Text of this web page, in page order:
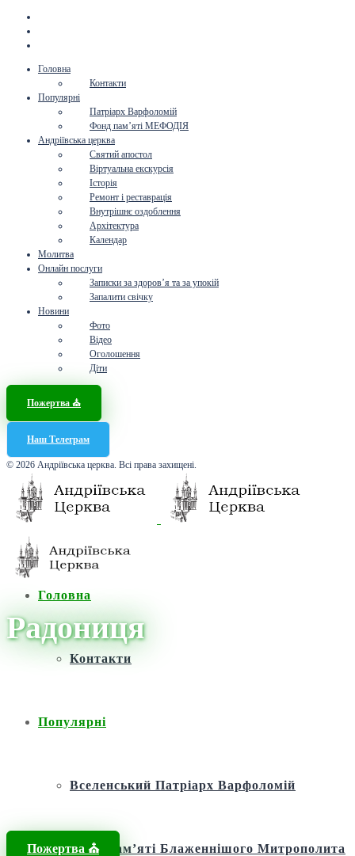
Головна
Контакти
Популярні
Патріарх Варфоломій
Фонд пам’яті МЕФОДІЯ
Андріївська церква
Святий апостол
Віртуальна екскурсія
Історія
Ремонт і реставрація
Внутрішнє оздоблення
Архітектура
Календар
Молитва
Онлайн послуги
Записки за здоров’я та за упокій
Запалити свічку
Новини
Фото
Відео
Оголошення
Діти
Пожертва ⛪️
Наш Телеграм
© 2026 Андріївська церква. Всі права захищені.
Головна
Контакти
Популярні
Вселенський Патріарх Варфоломій
Фонд пам’яті Блаженнішого Митрополита
Пожертва ⛪️
Радониця